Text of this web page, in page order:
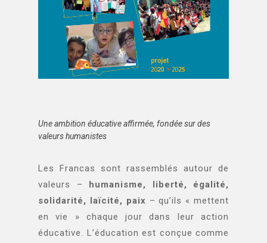
Une ambition éducative affirmée, fondée sur des
valeurs humanistes
Les Francas sont rassemblés autour de
valeurs – humanisme, liberté, égalité,
solidarité, laïcité, paix – qu’ils « mettent
en vie » chaque jour dans leur action
éducative. L’éducation est conçue comme